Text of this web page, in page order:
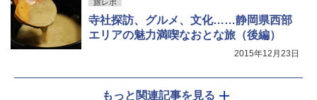
旅レポ
寺社探訪、グルメ、文化……静岡県西部
エリアの魅力満喫なおとな旅（後編）
2015年12月23日
もっと関連記事を見る